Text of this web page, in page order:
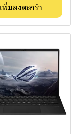
เพิ่มลงตะกร้า